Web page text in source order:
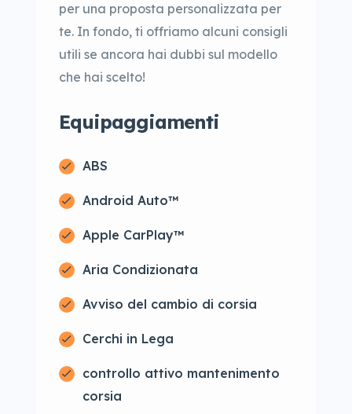
per una proposta personalizzata per
te. In fondo, ti offriamo alcuni consigli
utili se ancora hai dubbi sul modello
che hai scelto!
Equipaggiamenti
ABS
Android Auto™
Apple CarPlay™
Aria Condizionata
Avviso del cambio di corsia
Cerchi in Lega
controllo attivo mantenimento
corsia